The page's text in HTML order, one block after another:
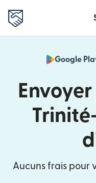
Google
Aucuns frais pour